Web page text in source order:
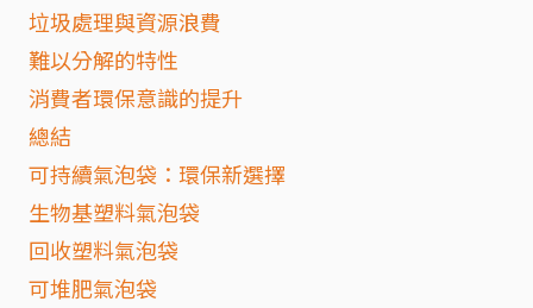
垃圾處理與資源浪費
難以分解的特性
消費者環保意識的提升
總結
可持續氣泡袋：環保新選擇
生物基塑料氣泡袋
回收塑料氣泡袋
可堆肥氣泡袋